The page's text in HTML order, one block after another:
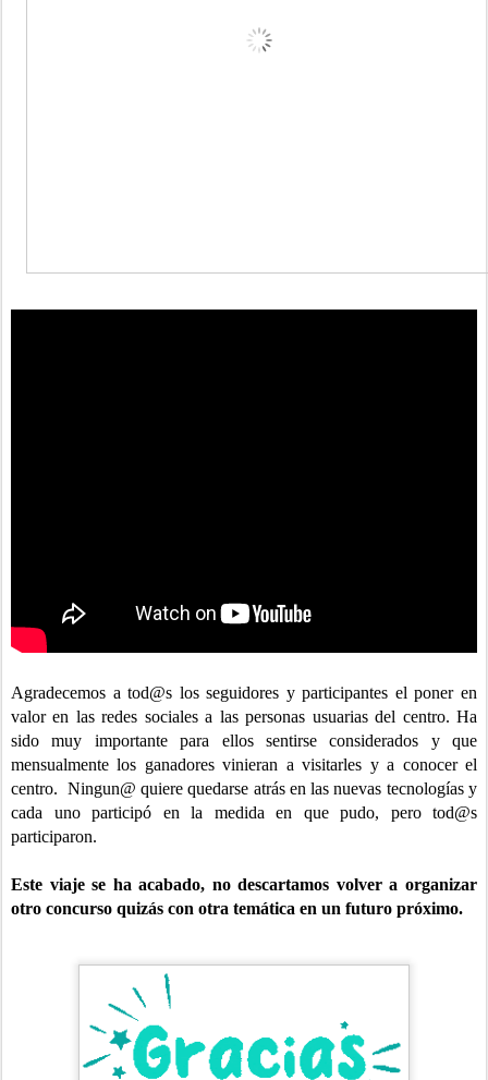
Agradecemos a tod@s los seguidores y participantes el poner en
valor en las redes sociales a las personas usuarias del centro. Ha
sido muy importante para ellos sentirse considerados y que
mensualmente los ganadores vinieran a visitarles y a conocer el
centro. Ningun@ quiere quedarse atrás en las nuevas tecnologías y
cada uno participó en la medida en que pudo, pero tod@s
participaron.
Este viaje se ha acabado, no descartamos volver a organizar
otro concurso quizás con otra temática en un futuro próximo.